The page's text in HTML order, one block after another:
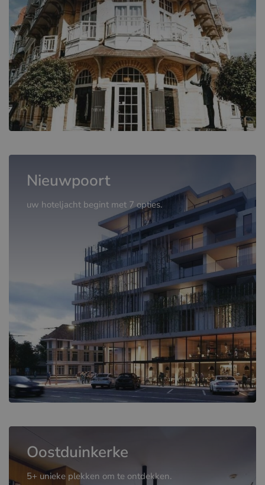
Nieuwpoort
uw hoteljacht begint met 7 opties.
Oostduinkerke
5+ unieke plekken om te ontdekken.